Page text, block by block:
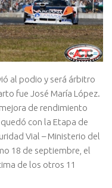
al podio y será árbitro
fue José María López.
de rendimiento
quedó con la Etapa de
Vial – Ministerio del
18 de septiembre, el
de los otros 11